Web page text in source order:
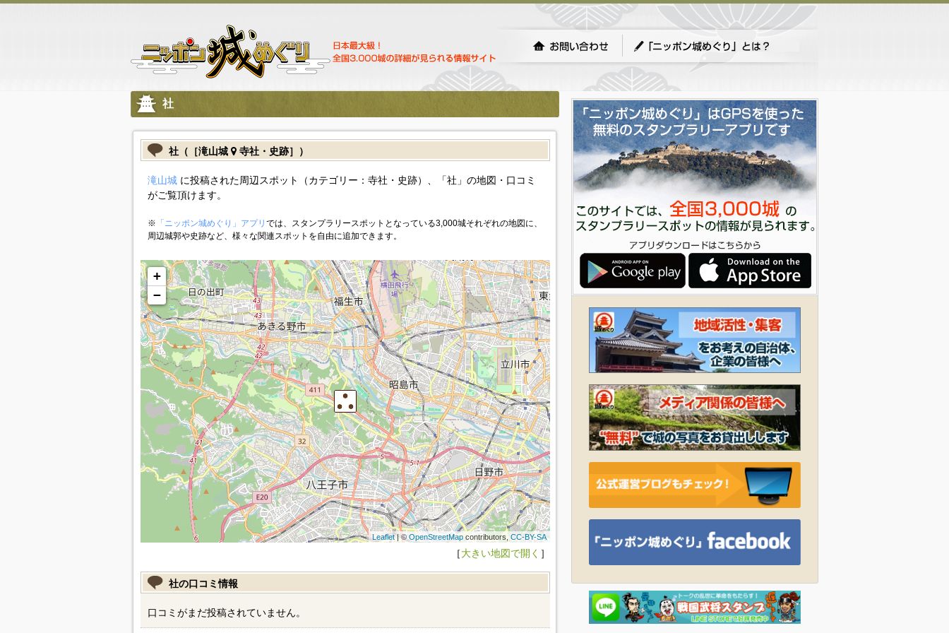
社
社（［滝山城 寺社・史跡］）
滝山城に投稿された周辺スポット（カテゴリー：寺社・史跡）、「社」の地図・口コミ
がご覧頂けます。
※ 「ニッポン城めぐり」アプリ では、スタンプラリースポットとなっている3,000城それぞれの地図に、
周辺城郭や史跡など、様々な関連スポットを自由に追加できます。
+
−
Leaflet| ©OpenStreetMapcontributors, CC-BY-SA
［大きい地図で開く ］
社の口コミ情報
口コミがまだ投稿されていません。